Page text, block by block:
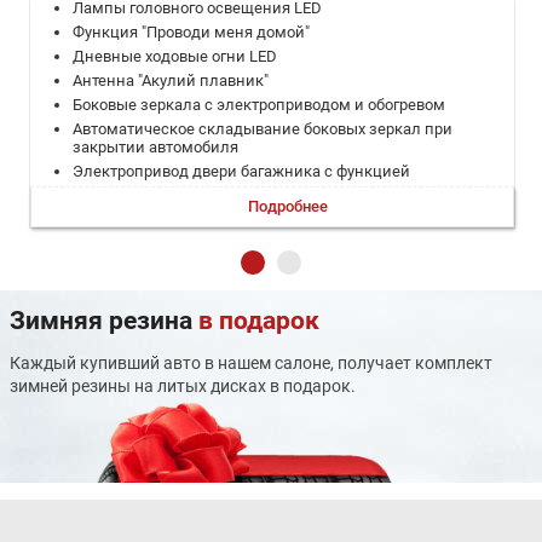
Лампы головного освещения LED
Функция "Проводи меня домой"
Дневные ходовые огни LED
Антенна "Акулий плавник"
Боковые зеркала с электроприводом и обогревом
Автоматическое складывание боковых зеркал при
закрытии автомобиля
Электропривод двери багажника с функцией
Материал обивки сидений - экокожа
Электрическая регулировка сиденья водителя в 6-х
Система облегчения посадки водителя
Электропривод регулировки сиденья переднего
пассажира в 6-х направлениях
Обогрев передних сидений
Регулировка руля по углу наклона и вылету
Мультифункциональный руль с отделкой из экокожи
Подрулевые лепестки переключения передач
Подробнее
Зимняя резина в подарок
Каждый купивший авто в нашем салоне, получает комплект
зимней резины на литых дисках в подарок.